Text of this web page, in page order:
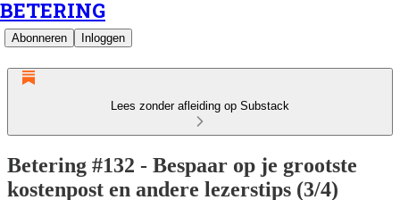
BETERING
Abonneren Inloggen
Lees zonder afleiding op Substack
Betering #132 - Bespaar op je grootste
kostenpost en andere lezerstips (3/4)